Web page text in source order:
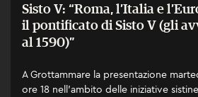
Sisto V: “Roma, l’Italia e
il pontificato di Sisto V (gli
al 1590)”
A Grottammare la presentazione
ore 18 nell’ambito delle iniziative